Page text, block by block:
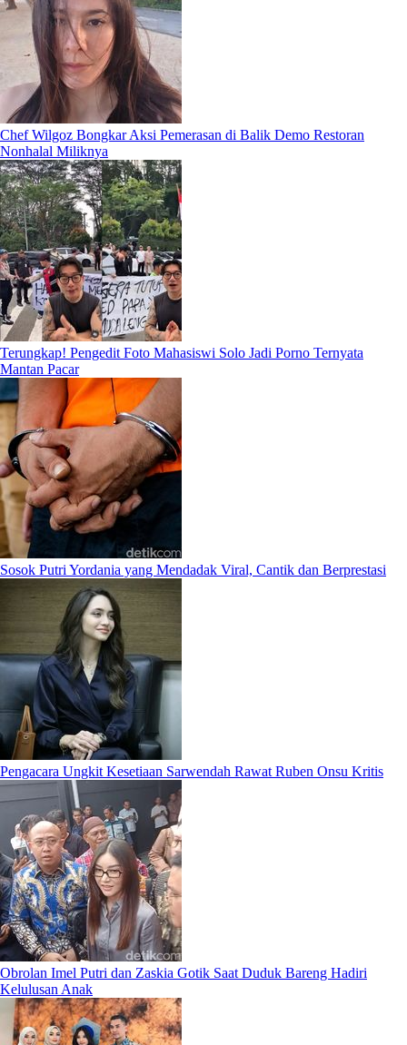
Chef Wilgoz Bongkar Aksi Pemerasan di Balik Demo Restoran
Nonhalal Miliknya
Terungkap! Pengedit Foto Mahasiswi Solo Jadi Porno Ternyata
Mantan Pacar
Sosok Putri Yordania yang Mendadak Viral, Cantik dan Berprestasi
Pengacara Ungkit Kesetiaan Sarwendah Rawat Ruben Onsu Kritis
Obrolan Imel Putri dan Zaskia Gotik Saat Duduk Bareng Hadiri
Kelulusan Anak